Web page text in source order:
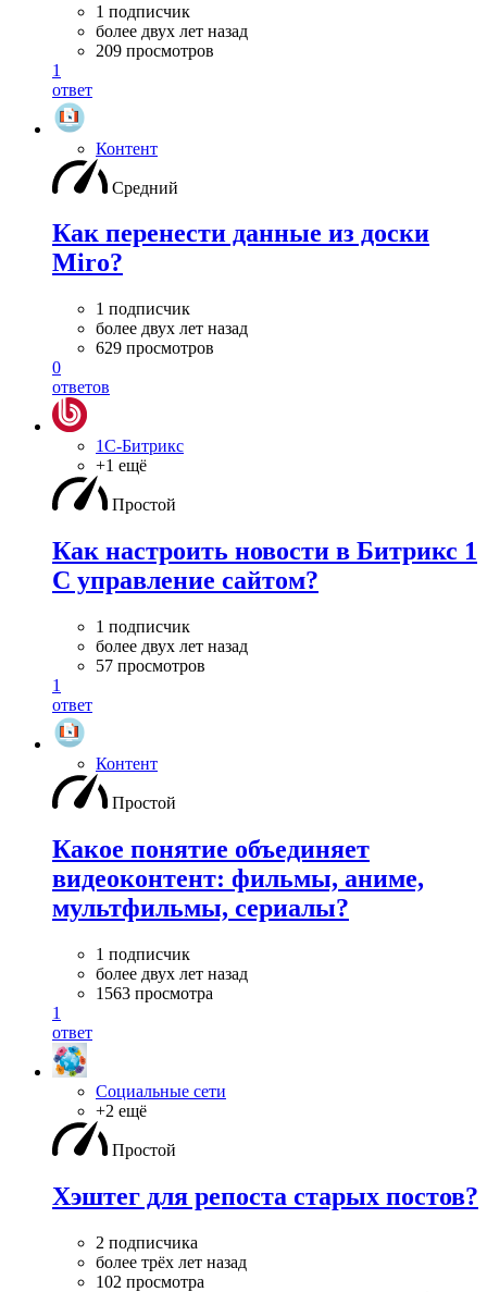
1 подписчик
более двух лет назад
209 просмотров
1
ответ
Контент
Средний
Как перенести данные из доски
Miro?
1 подписчик
более двух лет назад
629 просмотров
0
ответов
1С-Битрикс
+1 ещё
Простой
Как настроить новости в Битрикс 1
С управление сайтом?
1 подписчик
более двух лет назад
57 просмотров
1
ответ
Контент
Простой
Какое понятие объединяет
видеоконтент: фильмы, аниме,
мультфильмы, сериалы?
1 подписчик
более двух лет назад
1563 просмотра
1
ответ
Социальные сети
+2 ещё
Простой
Хэштег для репоста старых постов?
2 подписчика
более трёх лет назад
102 просмотра